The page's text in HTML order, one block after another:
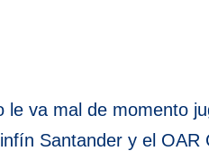
le va mal de momento
Santander y el